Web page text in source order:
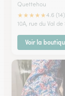
Quettehou
★★★★★4.6 (14)
10A, rue du Val de
Voir la